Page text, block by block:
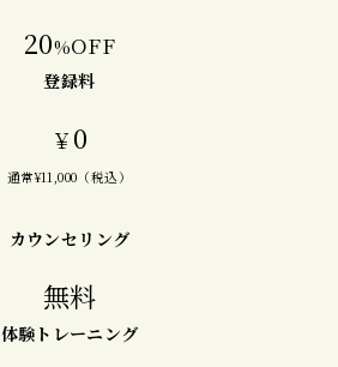
20%OFF
登録料
￥ 0
通常¥11,000（税込）
カウンセリング
無料
体験トレーニング